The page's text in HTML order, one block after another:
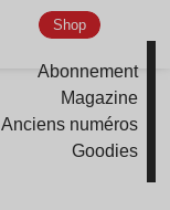
Shop
Abonnement
Magazine
Anciens numéros
Goodies